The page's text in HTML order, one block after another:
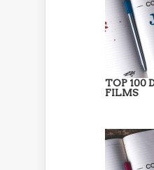
TOP 100
FILMS